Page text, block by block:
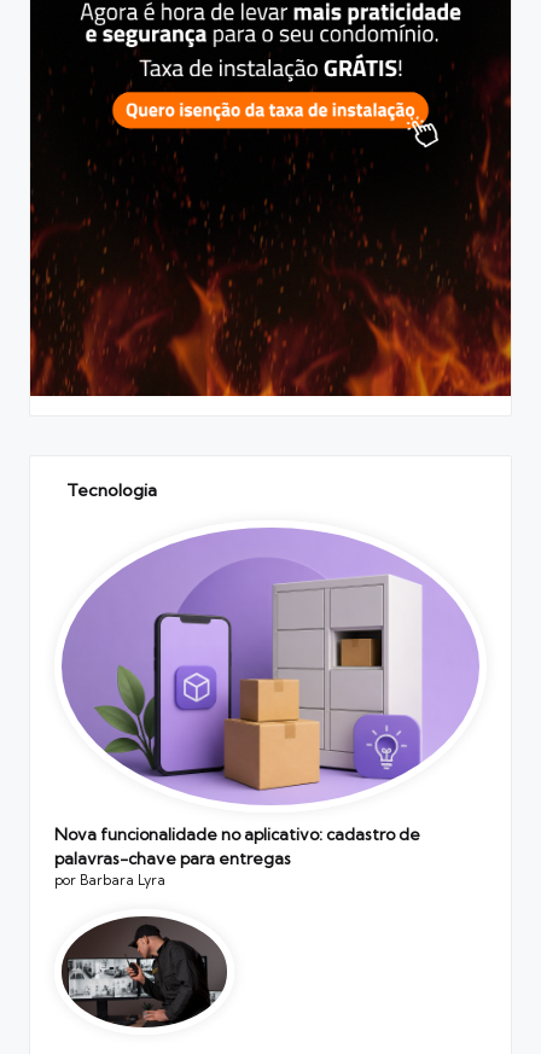
Tecnologia
Nova funcionalidade no aplicativo: cadastro de
palavras-chave para entregas
por Barbara Lyra